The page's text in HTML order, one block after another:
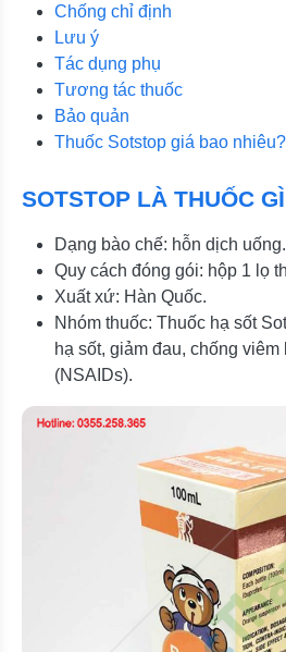
Chống chỉ định
Lưu ý
Tác dụng phụ
Tương tác thuốc
Bảo quản
Thuốc Sotstop giá bao
SOTSTOP LÀ THUỐC
Dạng bào chế: hỗn dịch uống.
Quy cách đóng gói: hộp 1 lọ
Xuất xứ: Hàn Quốc.
Nhóm thuốc: Thuốc hạ sốt
hạ sốt, giảm đau, chống viêm
(NSAIDs).